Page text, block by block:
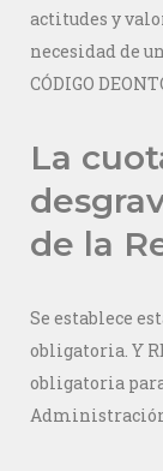
actitudes y
necesidad de
CÓDIGO
La
de la
Se establece
obligatoria. Y
obligatoria